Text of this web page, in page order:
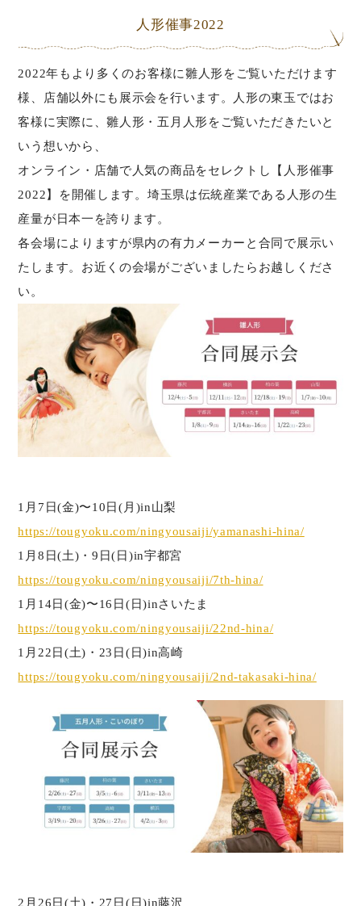
人形催事2022
2022年もより多くのお客様に雛人形をご覧いただけます
様、店舗以外にも展示会を行います。人形の東玉ではお
客様に実際に、雛人形・五月人形をご覧いただきたいと
いう想いから、
オンライン・店舗で人気の商品をセレクトし【人形催事
2022】を開催します。埼玉県は伝統産業である人形の生
産量が日本一を誇ります。
各会場によりますが県内の有力メーカーと合同で展示い
たします。お近くの会場がございましたらお越しくださ
い。
1月7日(金)〜10日(月)in山梨
https://tougyoku.com/ningyousaiji/yamanashi-hina/
1月8日(土)・9日(日)in宇都宮
https://tougyoku.com/ningyousaiji/7th-hina/
1月14日(金)〜16日(日)inさいたま
https://tougyoku.com/ningyousaiji/22nd-hina/
1月22日(土)・23日(日)in高崎
https://tougyoku.com/ningyousaiji/2nd-takasaki-hina/
2月26日(土)・27日(日)in藤沢